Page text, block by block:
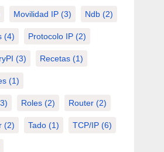
Movilidad IP (3) Ndb (2)
(4) Protocolo IP (2)
(3) Recetas (1)
(1)
Roles (2) Router (2)
(2) Tado (1) TCP/IP (6)